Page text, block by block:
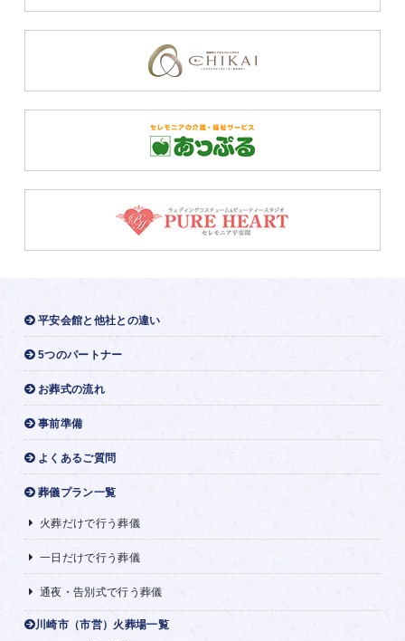
平安会館と他社との違い
5つのパートナー
お葬式の流れ
事前準備
よくあるご質問
葬儀プラン一覧
火葬だけで行う葬儀
一日だけで行う葬儀
通夜・告別式で行う葬儀
川崎市（市営）火葬場一覧